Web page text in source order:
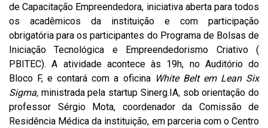
de Capacitação Empreendedora, iniciativa aberta para todos
os acadêmicos da instituição e com participação
obrigatória para os participantes do Programa de Bolsas de
Iniciação Tecnológica e Empreendedorismo Criativo (
PBITEC). A atividade acontece às 19h, no Auditório do
Bloco F, e contará com a oficina White Belt em Lean Six
Sigma, ministrada pela startup Sinerg.IA, sob orientação do
professor Sérgio Mota, coordenador da Comissão de
Residência Médica da instituição, em parceria com o Centro